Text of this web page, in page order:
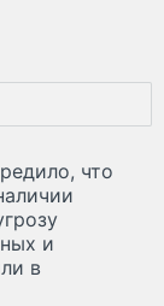
что
и
в